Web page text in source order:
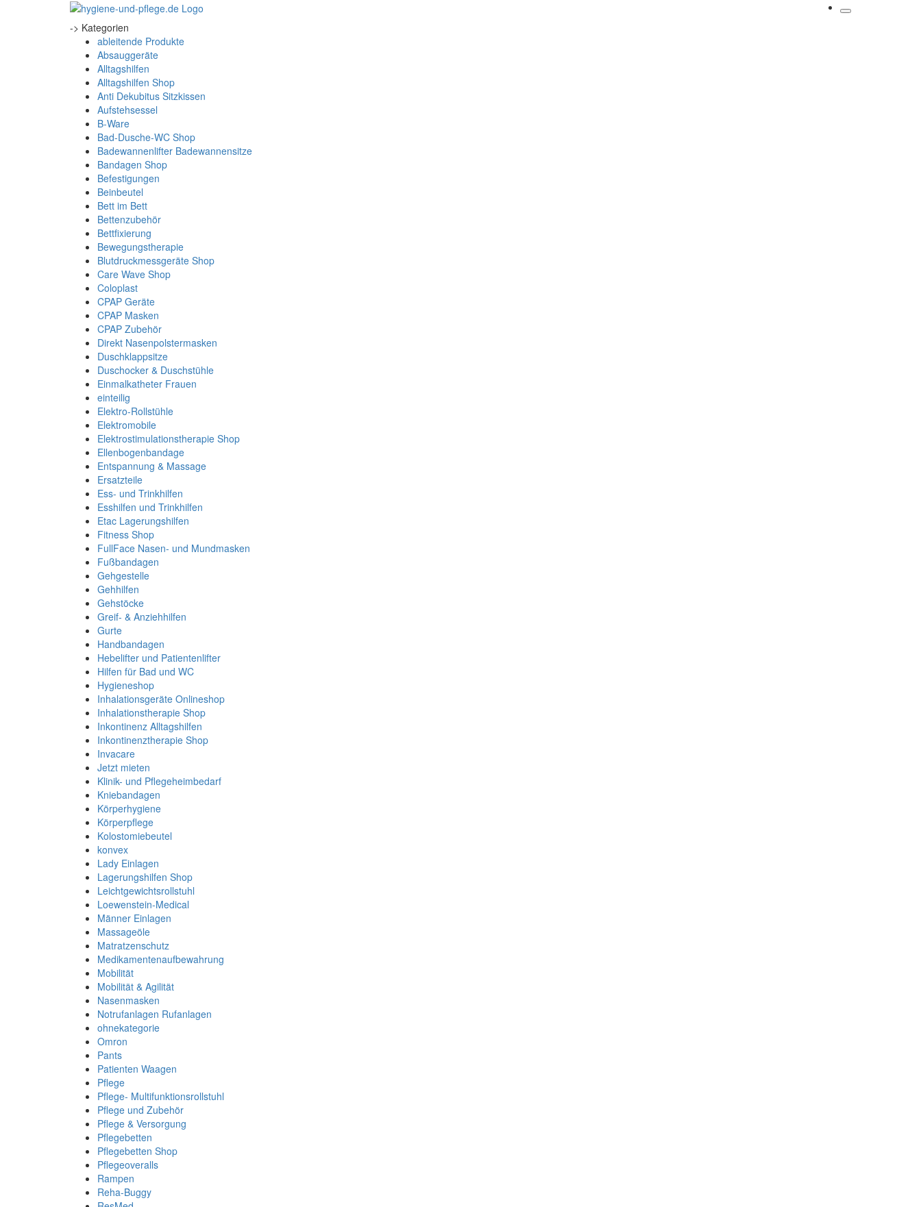
-> Kategorien
ableitende Produkte
Absauggeräte
Alltagshilfen
Alltagshilfen Shop
Anti Dekubitus Sitzkissen
Aufstehsessel
B-Ware
Bad-Dusche-WC Shop
Badewannenlifter Badewannensitze
Bandagen Shop
Befestigungen
Beinbeutel
Bett im Bett
Bettenzubehör
Bettfixierung
Bewegungstherapie
Blutdruckmessgeräte Shop
Care Wave Shop
Coloplast
CPAP Geräte
CPAP Masken
CPAP Zubehör
Direkt Nasenpolstermasken
Duschklappsitze
Duschocker & Duschstühle
Einmalkatheter Frauen
einteilig
Elektro-Rollstühle
Elektromobile
Elektrostimulationstherapie Shop
Ellenbogenbandage
Entspannung & Massage
Ersatzteile
Ess- und Trinkhilfen
Esshilfen und Trinkhilfen
Etac Lagerungshilfen
Fitness Shop
FullFace Nasen- und Mundmasken
Fußbandagen
Gehgestelle
Gehhilfen
Gehstöcke
Greif- & Anziehhilfen
Gurte
Handbandagen
Hebelifter und Patientenlifter
Hilfen für Bad und WC
Hygieneshop
Inhalationsgeräte Onlineshop
Inhalationstherapie Shop
Inkontinenz Alltagshilfen
Inkontinenztherapie Shop
Invacare
Jetzt mieten
Klinik- und Pflegeheimbedarf
Kniebandagen
Körperhygiene
Körperpflege
Kolostomiebeutel
konvex
Lady Einlagen
Lagerungshilfen Shop
Leichtgewichtsrollstuhl
Loewenstein-Medical
Männer Einlagen
Massageöle
Matratzenschutz
Medikamentenaufbewahrung
Mobilität
Mobilität & Agilität
Nasenmasken
Notrufanlagen Rufanlagen
ohnekategorie
Omron
Pants
Patienten Waagen
Pflege
Pflege- Multifunktionsrollstuhl
Pflege und Zubehör
Pflege & Versorgung
Pflegebetten
Pflegebetten Shop
Pflegeoveralls
Rampen
Reha-Buggy